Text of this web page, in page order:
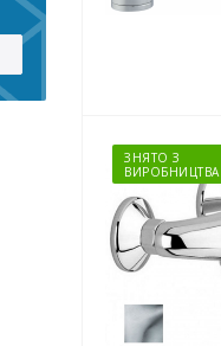
ЗНЯТО З
ВИРОБНИЦТВА